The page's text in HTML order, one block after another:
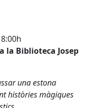
la Biblioteca Josep
una estona
històries màgiques